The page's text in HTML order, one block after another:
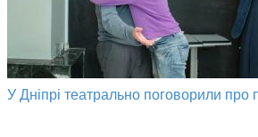
У Дніпрі театрально поговорили про